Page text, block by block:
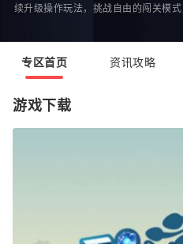
续升级操作玩法，挑战自由的闯关模
专区首页 资讯攻略
游戏下载